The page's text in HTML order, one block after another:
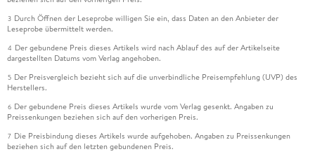
3 Durch Öffnen der Leseprobe willigen Sie ein, dass Daten an den Anbieter der
Leseprobe übermittelt werden.
4 Der gebundene Preis dieses Artikels wird nach Ablauf des auf der Artikelseite
dargestellten Datums vom Verlag angehoben.
5 Der Preisvergleich bezieht sich auf die unverbindliche Preisempfehlung (UVP) des
Herstellers.
6 Der gebundene Preis dieses Artikels wurde vom Verlag gesenkt. Angaben zu
Preissenkungen beziehen sich auf den vorherigen Preis.
7 Die Preisbindung dieses Artikels wurde aufgehoben. Angaben zu Preissenkungen
beziehen sich auf den letzten gebundenen Preis.